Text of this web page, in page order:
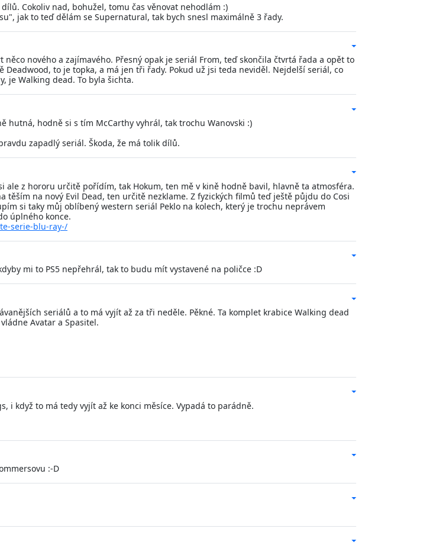
Cokoliv nad, bohužel, tomu čas věnovat nehodlám :)
jak to teď dělám se Supernatural, tak bych snesl maximálně 3 řady.
nového a zajímavého. Přesný opak je seriál From, teď skončila čtvrtá řada a opět to
to je topka, a má jen tři řady. Pokud už jsi teda neviděl. Nejdelší seriál, co
je Walking dead. To byla šichta.
hutná, hodně si s tím McCarthy vyhrál, tak trochu Wanovski :)
zapadlý seriál. Škoda, že má tolik dílů.
ale z hororu určitě pořídím, tak Hokum, ten mě v kině hodně bavil, hlavně ta atmosféra.
na nový Evil Dead, ten určitě nezklame. Z fyzických filmů teď ještě půjdu do Cosi
si taky můj oblíbený western seriál Peklo na kolech, který je trochu neprávem
úplného konce.
serie-blu-ray-/
mi to PS5 nepřehrál, tak to budu mít vystavené na poličce :D
seriálů a to má vyjít až za tři neděle. Pěkné. Ta komplet krabice Walking dead
Avatar a Spasitel.
i když to má tedy vyjít až ke konci měsíce. Vypadá to parádně.
:-D